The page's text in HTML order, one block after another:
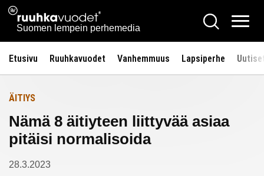
Siirry
sisältöön
Ruuhkavuodet.fi
Suomen lempein perhemedia
Hae
Etusivu Ruuhkavuodet Vanhemmuus Lapsiperhe
Etusivulle
ÄITIYS
Nämä 8 äitiyteen liittyvää asiaa
pitäisi normalisoida
28.3.2023